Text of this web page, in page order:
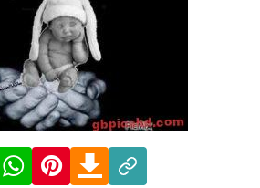
WhatsAppPinterestDownload
Link